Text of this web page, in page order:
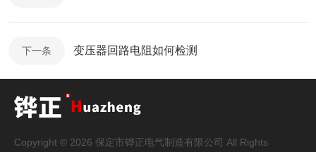
下一条 变压器回路电阻如何检测
Copyright © 2026 保定市铧正电气制造有限公司 All Rights